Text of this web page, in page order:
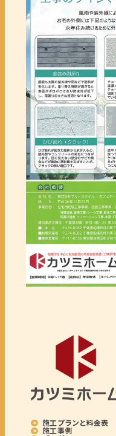
施工プランと料金表
施工事例